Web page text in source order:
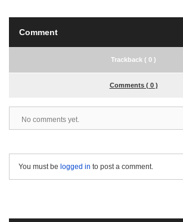
Comment
Trackback ( 0 )
Comments ( 0 )
No comments yet.
You must be logged in to post a comment.